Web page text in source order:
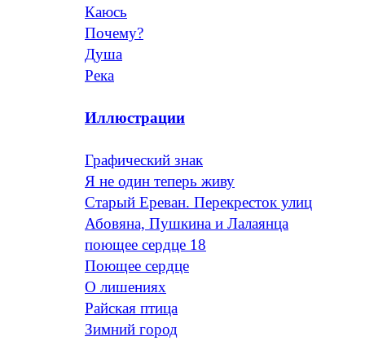
Каюсь
Почему?
Душа
Река
Иллюстрации
Графический знак
Я не один теперь живу
Старый Ереван. Перекресток улиц
Абовяна, Пушкина и Лалаянца
поющее сердце 18
Поющее сердце
O лишениях
Райская птица
Зимний город